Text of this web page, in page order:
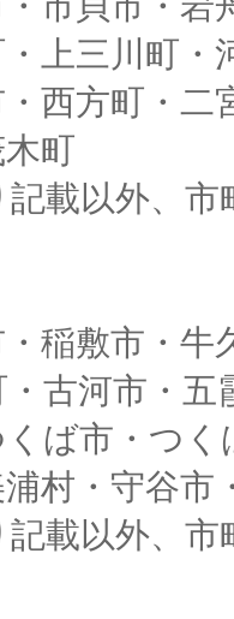
上三川町・
西方町・二
町
載以外、市
稲敷市・
古河市・
ば市・つ
村・守谷市
載以外、市